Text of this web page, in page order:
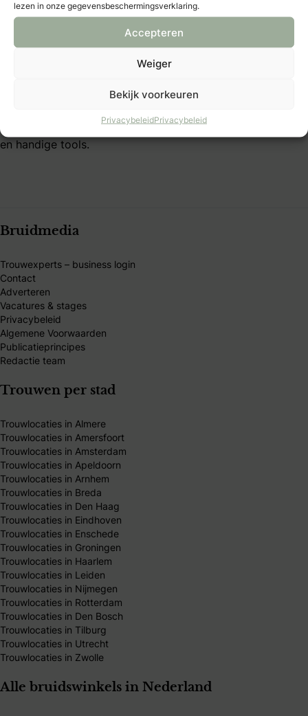
lezen in onze gegevensbeschermingsverklaring.
Accepteren
Weiger
Bekijk voorkeuren
PrivacybeleidPrivacybeleid
B&B Club – voorwaarden
Over Bruid & Bruidegom
persoonlijk willen maken. Vind inspiratie, tips en
Club-member en ontdek exclusieve voordelen, kortingen
en handige tools.
Bruidmedia
Trouwexperts – business login
Contact
Adverteren
Vacatures & stages
Privacybeleid
Algemene Voorwaarden
Publicatieprincipes
Redactie team
Trouwen per stad
Trouwlocaties in Almere
Trouwlocaties in Amersfoort
Trouwlocaties in Amsterdam
Trouwlocaties in Apeldoorn
Trouwlocaties in Arnhem
Trouwlocaties in Breda
Trouwlocaties in Den Haag
Trouwlocaties in Eindhoven
Trouwlocaties in Enschede
Trouwlocaties in Groningen
Trouwlocaties in Haarlem
Trouwlocaties in Leiden
Trouwlocaties in Nijmegen
Trouwlocaties in Rotterdam
Trouwlocaties in Den Bosch
Trouwlocaties in Tilburg
Trouwlocaties in Utrecht
Trouwlocaties in Zwolle
Alle bruidswinkels in Nederland